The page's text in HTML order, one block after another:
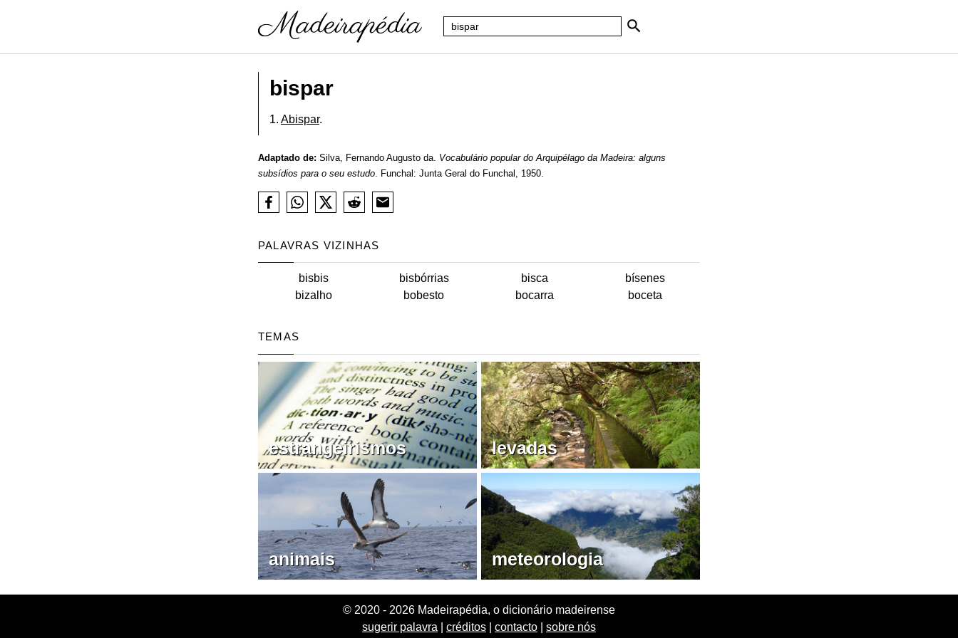
bispar
1. Abispar.
Adaptado de: Silva, Fernando Augusto da. Vocabulário popular do Arquipélago da Madeira: alguns
subsídios para o seu estudo. Funchal: Junta Geral do Funchal, 1950.
PALAVRAS VIZINHAS
bisbis bisbórrias bisca
bísenes
bizalho
bobesto bocarra boceta
TEMAS
estrangeirismos levadas
animais meteorologia
© 2020 - 2026 Madeirapédia, o dicionário madeirense
sugerir palavra
créditos contacto sobre nós